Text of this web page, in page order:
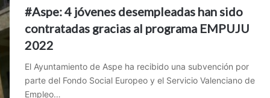
#Aspe: 4 jóvenes desempleadas han sido
contratadas gracias al programa EMPUJU
2022
El Ayuntamiento de Aspe ha recibido una subvención por
parte del Fondo Social Europeo y el Servicio Valenciano de
Empleo…